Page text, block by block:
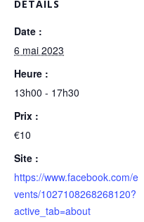
DÉTAILS
Date :
6 mai 2023
Heure :
13h00 - 17h30
Prix :
€10
Site :
https://www.facebook.com/e
vents/1027108268268120?
active_tab=about